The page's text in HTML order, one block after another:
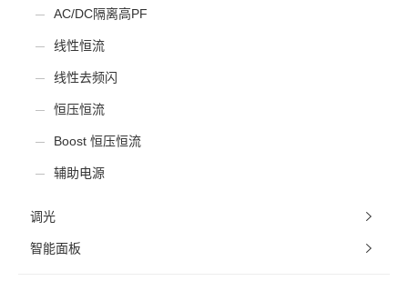
AC/DC隔离高PF
线性恒流
线性去频闪
恒压恒流
Boost 恒压恒流
辅助电源
调光
智能面板